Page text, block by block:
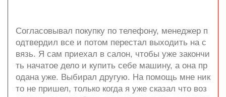
Согласовывал покупку по телефону, менеджер п
одтвердил все и потом перестал выходить на с
вязь. Я сам приехал в салон, чтобы уже закончи
ть начатое дело и купить себе машину, а она пр
одана уже. Выбирал другую. На помощь мне ник
то не пришел, только когда я уже сказал что воз